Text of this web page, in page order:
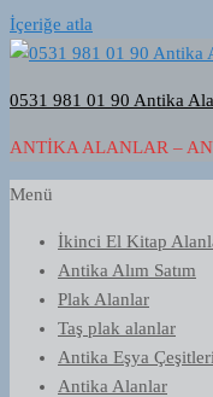
İçeriğe atla
0531 981 01 90 Antika
ANTIKA ALANLAR –
Menü
İkinci El Kitap
Antika Alım Satım
Plak Alanlar
Taş plak alanlar
Antika Eşya Çeşitleri
Antika Alanlar